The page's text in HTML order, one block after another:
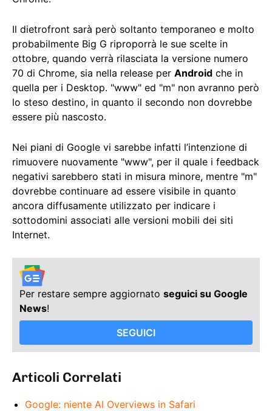
Il dietrofront sarà però soltanto temporaneo e molto
probabilmente Big G riproporrà le sue scelte in
ottobre, quando verrà rilasciata la versione numero
70 di Chrome, sia nella release per Android che in
quella per i Desktop. "www" ed "m" non avranno però
lo steso destino, in quanto il secondo non dovrebbe
essere più nascosto.
Nei piani di Google vi sarebbe infatti l’intenzione di
rimuovere nuovamente "www", per il quale i feedback
negativi sarebbero stati in misura minore, mentre "m"
dovrebbe continuare ad essere visibile in quanto
ancora diffusamente utilizzato per indicare i
sottodomini associati alle versioni mobili dei siti
Internet.
Per restare sempre aggiornato seguici su Google
News!
SEGUICI
Articoli Correlati
Google: niente AI Overviews in Safari